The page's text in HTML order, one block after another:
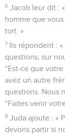
6 Jacob leur dit :
homme que
tort. »
7 Ils répondent :
questions, sur
“Est-ce que
avez un autre
questions. Nous
“Faites venir
8 Juda ajoute : «
devons partir si